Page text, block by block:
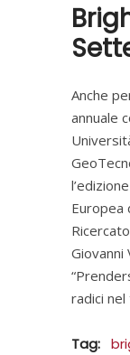
Anche
annuale
Europea
Giovanni
radici
Tag: